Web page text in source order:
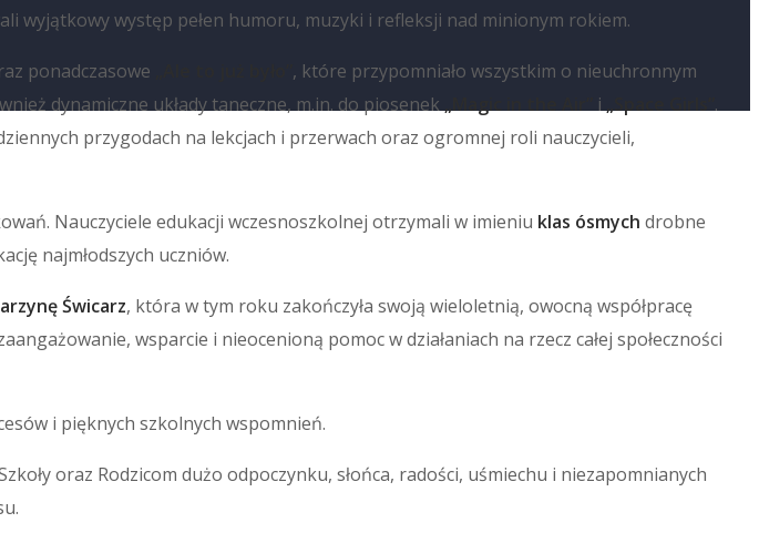
wyjątkowy występ pełen humoru, muzyki i refleksji nad minionym rokiem.
ponadczasowe
, które przypomniało wszystkim o nieuchronnym
dynamiczne układy taneczne, m.in. do piosenek
i
.
przygodach na lekcjach i przerwach oraz ogromnej roli nauczycieli,
Nauczyciele edukacji wczesnoszkolnej otrzymali w imieniu klas ósmych drobne
najmłodszych uczniów.
Świcarz, która w tym roku zakończyła swoją wieloletnią, owocną współpracę
wsparcie i nieocenioną pomoc w działaniach na rzecz całej społeczności
i pięknych szkolnych wspomnień.
oraz Rodzicom dużo odpoczynku, słońca, radości, uśmiechu i niezapomnianych